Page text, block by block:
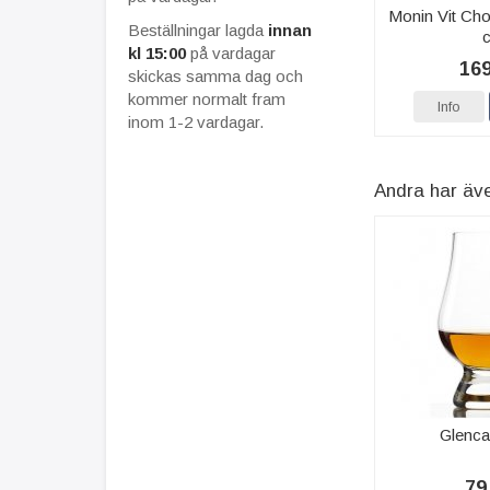
Beställningar lagda innan
kl 15:00på vardagar
skickas samma dag och
kommer normalt fram
inom 1-2 vardagar.
Monin Vit
Info
Andra har